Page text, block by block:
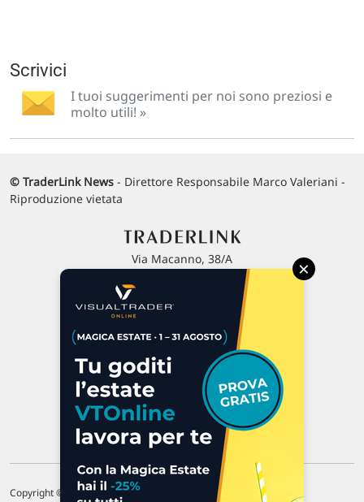
Scrivici
I tuoi suggerimenti per noi sono preziosi e
molto utili! »
© TraderLink News - Direttore Responsabile Marco Valeriani -
Riproduzione vietata
Via Macanno, 38/A
P.IVA 02 452 460 401
Chi siamo
Commenti e segnalazioni
Contattaci
Copyright © 1996-2026 Traderlink Italia s.r.l.
×